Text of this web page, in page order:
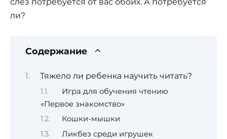
ли?
Содержание
Тяжело ли ребенка научить читать?
Игра для обучения чтению
«Первое знакомство»
Кошки-мышки
Ликбез среди игрушек